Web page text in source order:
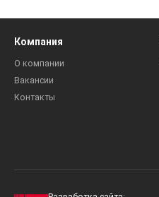
Компания
О компании
Вакансии
Контакты